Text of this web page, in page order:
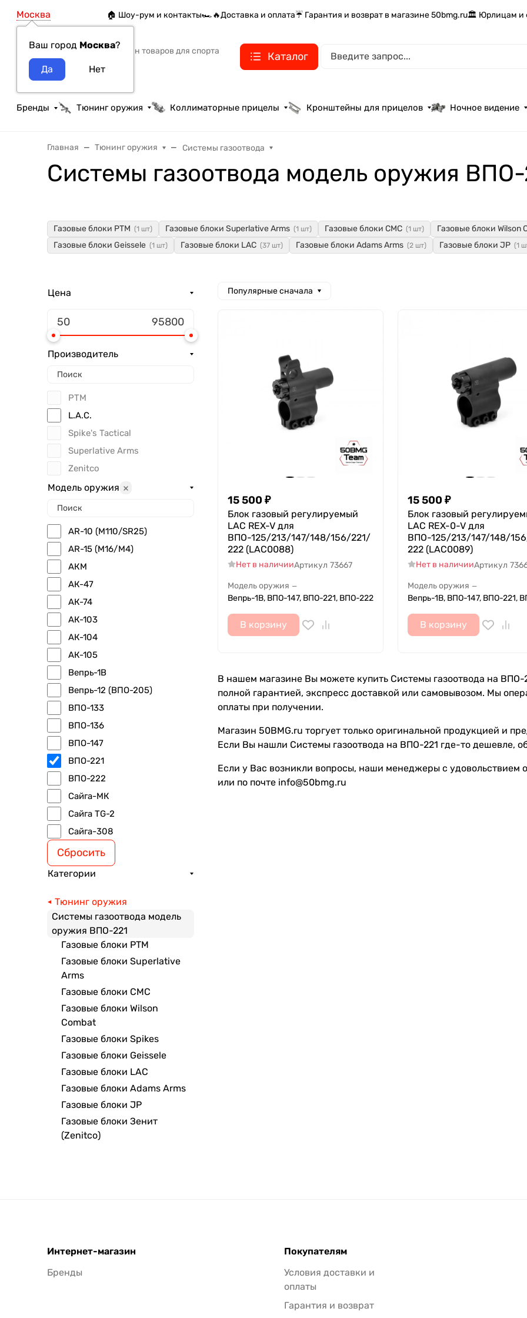
Москва
Ваш город Москва?
🏠 Шоу-рум и контакты🏎️🔥Доставка и оплата☔ Гарантия и возврат в магазине 50bmg.ru🏛️ Юрлицам и
Интернет-магазин товаров для спорта
тактики и охоты
Каталог
Бренды Тюнинг оружия Коллиматорные прицелы Кронштейны для прицелов Ночное видение
Главная Тюнинг оружия Системы газоотвода
Системы газоотвода модель оружия ВПО-
Газовые блоки РТМ (1 шт) Газовые блоки Superlative Arms (1 шт) Газовые блоки CMC (1 шт)
Газовые блоки Wilson
Газовые блоки Geissele (1 шт) Газовые блоки LAC (37 шт) Газовые блоки Adams Arms (2 шт) Газовые блоки JP (1
Цена
Производитель
РТМ
L.A.C.
Spike's Tactical
Superlative Arms
Zenitсo
Модель оружия
AR-10 (M110/SR25)
AR-15 (M16/M4)
АКМ
АК-47
АК-74
АК-103
АК-104
АК-105
Вепрь-1В
Вепрь-12 (ВПО-205)
ВПО-133
ВПО-136
ВПО-147
ВПО-221
ВПО-222
Сайга-МК
Сайга TG-2
Сайга-308
Сбросить
Категории
Тюнинг оружия
Системы газоотвода модель
оружия ВПО-221
Газовые блоки РТМ
Газовые блоки Superlative
Arms
Газовые блоки CMC
Газовые блоки Wilson
Combat
Газовые блоки Spikes
Газовые блоки Geissele
Газовые блоки LAC
Газовые блоки Adams Arms
Газовые блоки JP
Газовые блоки Зенит
(Zenitco)
Популярные сначала
15 500 ₽
Блок газовый регулируемый
LAC REX-V для
ВПО-125/213/147/148/156/221/
222 (LAC0088)
Нет в наличииАртикул 73667
Модель оружия —
Вепрь-1В, ВПО-147, ВПО-221, ВПО-222
В корзину
15 500 ₽
Блок газовый
LAC REX-0-V для
ВПО-125/213/147/148/
222 (LAC0089)
Нет в наличииАртикул
Модель оружия —
Вепрь-1В, ВПО-147, ВПО-221,
В корзину
В нашем магазине Вы можете купить Системы газоотвода на ВПО-
полной гарантией, экспресс доставкой или самовывозом. Мы
оплаты при получении.
Магазин 50BMG.ru торгует только оригинальной продукцией и
Если Вы нашли Системы газоотвода на ВПО-221 где-то дешевле,
Если у Вас возникли вопросы, наши менеджеры с удовольствием
или по почте info@50bmg.ru
Интернет-магазин
Бренды
Покупателям
Условия доставки и
оплаты
Гарантия и возврат